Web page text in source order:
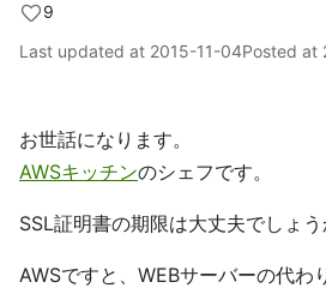
9
Last updated at 2015-11-04Posted at
お世話になります。
AWSキッチンのシェフです。
SSL証明書の期限は大丈夫でしょう
AWSですと、WEBサーバーの代わ